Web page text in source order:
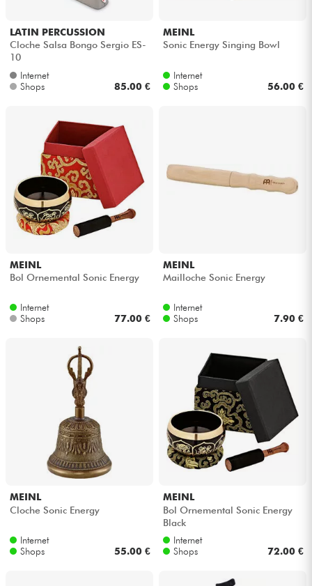
LATIN PERCUSSION
Cloche Salsa Bongo Sergio ES-
10
Internet
Shops
85.00 €
MEINL
Sonic Energy Singing Bowl
Internet
Shops
56.00 €
MEINL
Bol Ornemental Sonic Energy
Internet
Shops
77.00 €
MEINL
Mailloche Sonic Energy
Internet
Shops
7.90 €
MEINL
Cloche Sonic Energy
Internet
Shops
55.00 €
MEINL
Bol Ornemental Sonic Energy
Black
Internet
Shops
72.00 €